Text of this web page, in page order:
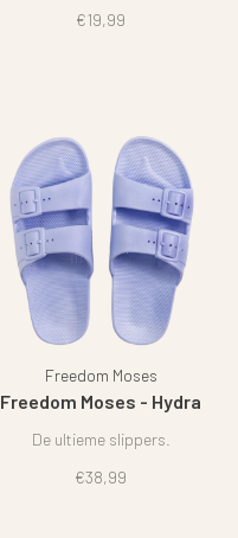
€19,99
Freedom Moses
Freedom Moses - Hydra
De ultieme slippers.
€38,99